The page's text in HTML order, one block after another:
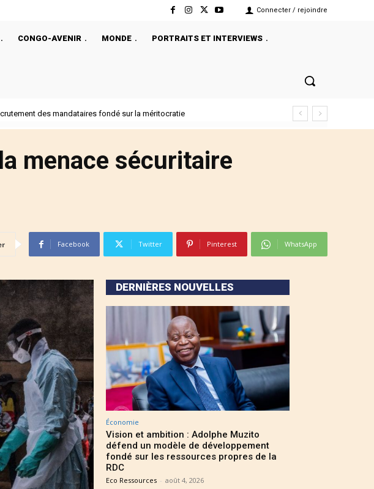
Connecter / rejoindre
CONGO-AVENIR MONDE
PORTRAITS ET INTERVIEWS
des mandataires fondé sur la méritocratie
menace sécuritaire
Facebook Twitter Pinterest WhatsApp
DERNIÈRES NOUVELLES
Économie
Vision et ambition : Adolphe Muzito
défend un modèle de développement
fondé sur les ressources propres de la
RDC
Eco Ressources - août 4, 2026